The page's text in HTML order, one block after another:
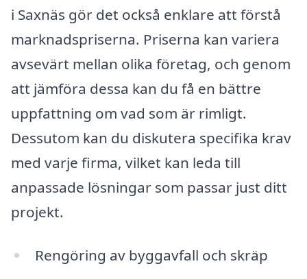
i Saxnäs gör det också enklare att förstå
marknadspriserna. Priserna kan variera
avsevärt mellan olika företag, och genom
att jämföra dessa kan du få en bättre
uppfattning om vad som är rimligt.
Dessutom kan du diskutera specifika krav
med varje firma, vilket kan leda till
anpassade lösningar som passar just ditt
projekt.
Rengöring av byggavfall och skräp